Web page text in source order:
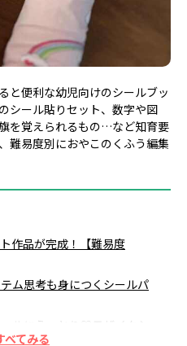
と便利な幼児向けのシールブッ
シール貼りセット、数字や図
を覚えられるもの…など知育要
難易度別におやこのくふう編集
作品が完成！【難易度
ム思考も身につくシールパ
ルにうっとり♡モザイクシ